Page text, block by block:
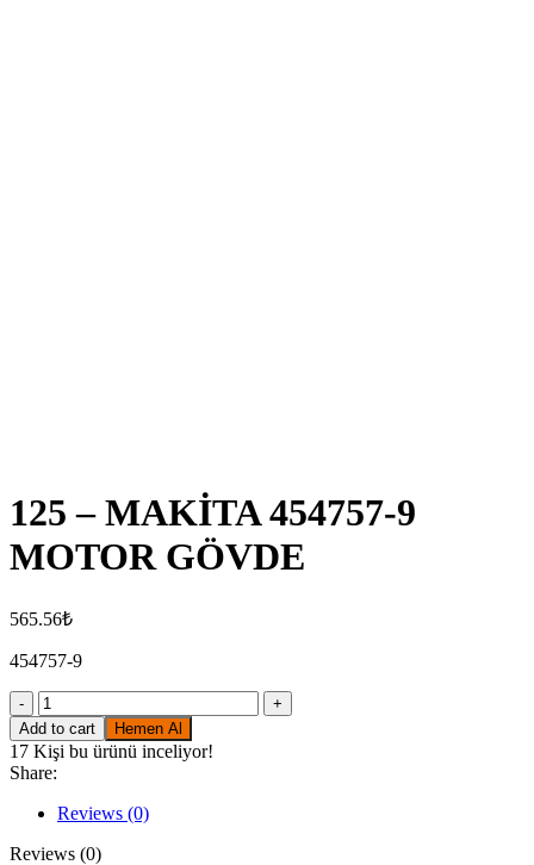
125 – MAKİTA 454757-9
MOTOR GÖVDE
565.56₺
454757-9
125
-
MAKİTA
454757-
9
MOTOR
GÖVDE
quantity
Add to cart Hemen Al
17 Kişi bu ürünü inceliyor!
Share:
Reviews (0)
Reviews (0)